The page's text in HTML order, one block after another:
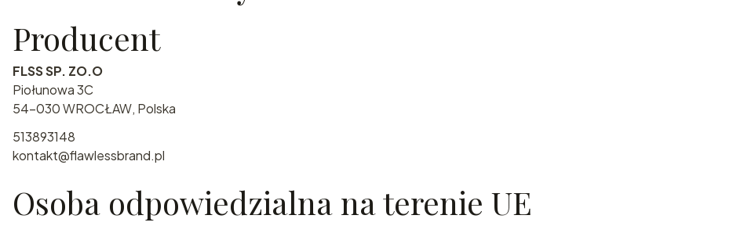
Producent
FLSS SP. ZO.O
Piołunowa 3C
54-030 WROCŁAW, Polska
513893148
kontakt@flawlessbrand.pl
Osoba odpowiedzialna na terenie UE